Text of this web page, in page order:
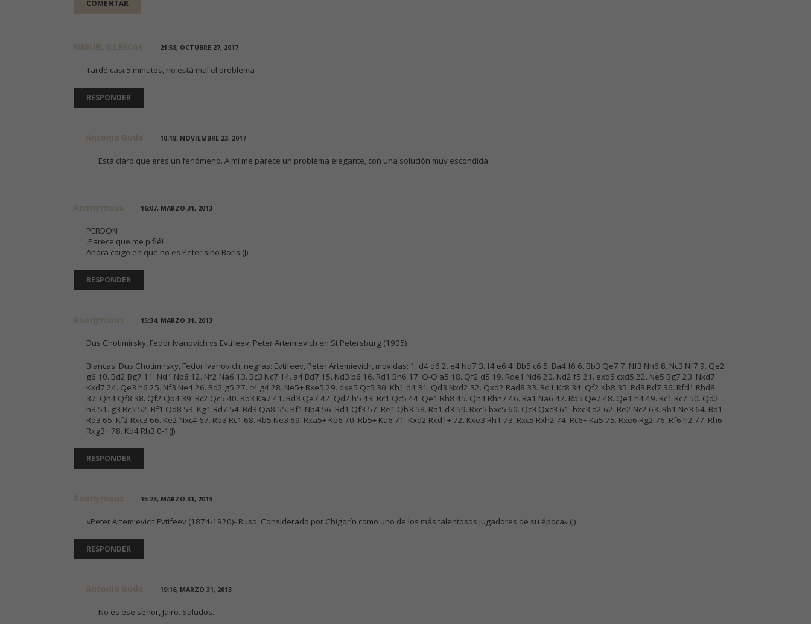
MIGUEL ILLESCAS 21:58, OCTUBRE 27, 2017
Tardé casi 5 minutos, no está mal el problema
RESPONDER
Antonio Gude 10:18, NOVIEMBRE 23, 2017
Está claro que eres un fenómeno. A mí me parece un problema elegante, con una solución muy escondida.
Anonymous 16:07, MARZO 31, 2013
PERDON
¡Parece que me pifié!
Ahora caigo en que no es Peter sino Boris.(J)
RESPONDER
Anonymous 15:34, MARZO 31, 2013
Dus Chotimirsky, Fedor Ivanovich vs Evtifeev, Peter Artemievich en St Petersburg (1905)
Blancas: Dus Chotimirsky, Fedor Ivanovich, negras: Evtifeev, Peter Artemievich, movidas: 1. d4 d6 2. e4 Nd7 3. f4 e6 4. Bb5 c6 5. Ba4 f6 6. Bb3 Qe7 7. Nf3 Nh6 8. Nc3 Nf7 9. Qe2
g6 10. Bd2 Bg7 11. Nd1 Nb8 12. Nf2 Na6 13. Bc3 Nc7 14. a4 Bd7 15. Nd3 b6 16. Rd1 Bh6 17. O-O a5 18. Qf2 d5 19. Rde1 Nd6 20. Nd2 f5 21. exd5 cxd5 22. Ne5 Bg7 23. Nxd7
Kxd7 24. Qe3 h6 25. Nf3 Ne4 26. Bd2 g5 27. c4 g4 28. Ne5+ Bxe5 29. dxe5 Qc5 30. Kh1 d4 31. Qd3 Nxd2 32. Qxd2 Rad8 33. Rd1 Kc8 34. Qf2 Kb8 35. Rd3 Rd7 36. Rfd1 Rhd8
37. Qh4 Qf8 38. Qf2 Qb4 39. Bc2 Qc5 40. Rb3 Ka7 41. Bd3 Qe7 42. Qd2 h5 43. Rc1 Qc5 44. Qe1 Rh8 45. Qh4 Rhh7 46. Ra1 Na6 47. Rb5 Qe7 48. Qe1 h4 49. Rc1 Rc7 50. Qd2
h3 51. g3 Rc5 52. Bf1 Qd8 53. Kg1 Rd7 54. Bd3 Qa8 55. Bf1 Nb4 56. Rd1 Qf3 57. Re1 Qb3 58. Ra1 d3 59. Rxc5 bxc5 60. Qc3 Qxc3 61. bxc3 d2 62. Be2 Nc2 63. Rb1 Ne3 64. Bd1
Rd3 65. Kf2 Rxc3 66. Ke2 Nxc4 67. Rb3 Rc1 68. Rb5 Ne3 69. Rxa5+ Kb6 70. Rb5+ Ka6 71. Kxd2 Rxd1+ 72. Kxe3 Rh1 73. Rxc5 Rxh2 74. Rc6+ Ka5 75. Rxe6 Rg2 76. Rf6 h2 77. Rh6
Rxg3+ 78. Kd4 Rh3 0-1(J)
RESPONDER
Anonymous 15:23, MARZO 31, 2013
«Peter Artemievich Evtifeev (1874-1920)- Ruso. Considerado por Chigorín como uno de los más talentosos jugadores de su época» (J)
RESPONDER
Antonio Gude 19:16, MARZO 31, 2013
No es ese señor, Jairo. Saludos.